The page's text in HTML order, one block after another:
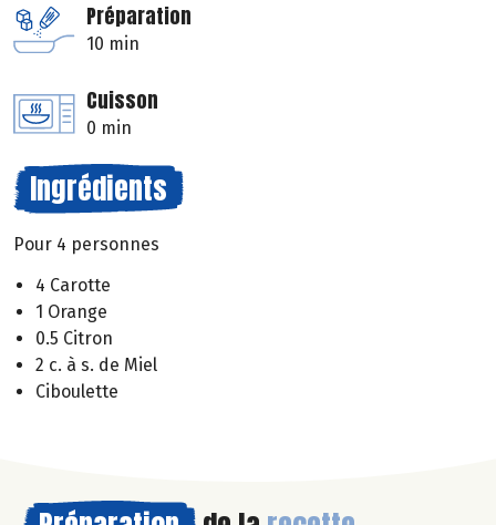
Préparation
10 min
Cuisson
0 min
Ingrédients
Pour 4 personnes
4 Carotte
1 Orange
0.5 Citron
2 c. à s. de Miel
Ciboulette